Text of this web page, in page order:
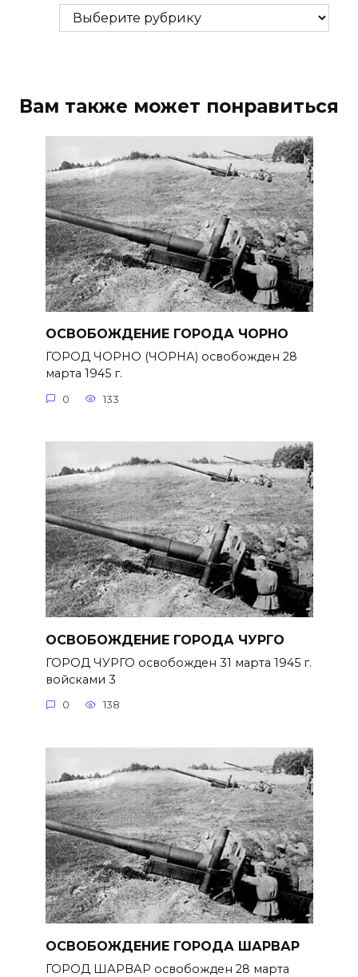
Рубрики
Вам также может понравиться
ОСВОБОЖДЕНИЕ ГОРОДА ЧОРНО
ГОРОД ЧОРНО (ЧОРНА) освобожден 28
марта 1945 г.
0 133
ОСВОБОЖДЕНИЕ ГОРОДА ЧУРГО
ГОРОД ЧУРГО освобожден 31 марта 1945 г.
войсками 3
0 138
ОСВОБОЖДЕНИЕ ГОРОДА ШАРВАР
ГОРОД ШАРВАР освобожден 28 марта